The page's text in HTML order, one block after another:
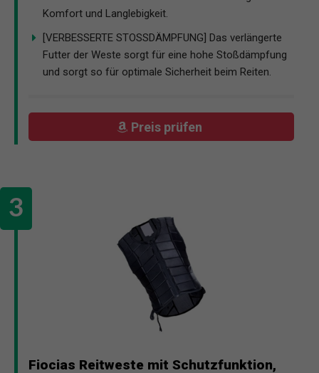
Komfort und Langlebigkeit.
[VERBESSERTE STOSSDÄMPFUNG] Das verlängerte
Futter der Weste sorgt für eine hohe Stoßdämpfung
und sorgt so für optimale Sicherheit beim Reiten.
Preis prüfen
Fiocias Reitweste mit Schutzfunktion,